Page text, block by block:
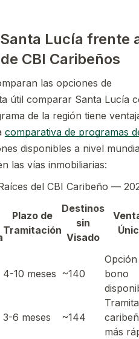
Lucía frente
CBI Caribeños
las opciones de
útil comparar Santa Lucía
de la región tiene
comparativa de programas
disponibles a nivel
las vías inmobiliarias:
del CBI Caribeño —
Plazo de
Tramitación
Destinos
sin
Visado
4-10 meses ~140
bono
3-6 meses ~144
más